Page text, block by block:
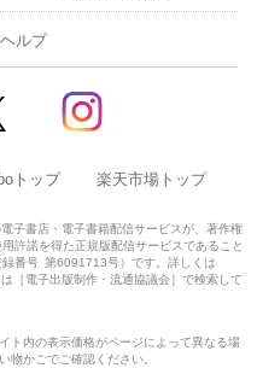
ルプ
トップ 楽天市場トップ
子書店・電子書籍配信サービスが、著作権
許諾を得た正規版配信サービスであること
録番号 第6091713号）です。詳しくは
は［電子出版制作・流通協議会］で検索して
ト内の表示価格がページによって異なる場
物かごでご確認ください。